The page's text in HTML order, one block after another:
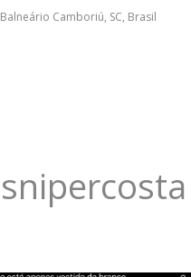
Balneário Camboriú, SC, Brasil